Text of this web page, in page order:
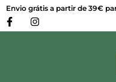
Envio grátis a partir de 39€